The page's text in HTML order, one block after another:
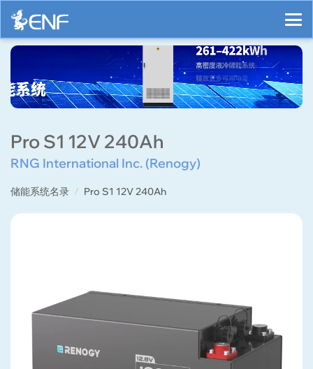
Pro S1 12V 240Ah
RNG International Inc. (Renogy)
储能系统名录 Pro S1 12V 240Ah